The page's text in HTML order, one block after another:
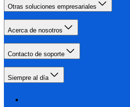
Otras soluciones empresariales
Acerca de nosotros
Contacto de soporte
Siempre al día